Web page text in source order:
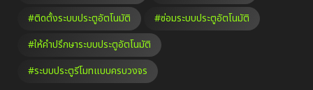
#ติดตั้งระบบประตูอัตโนมัติ
#ซ่อมระบบประตูอัตโนมัติ
#ให้คำปรึกษาระบบประตูอัตโนมัติ
#ระบบประตูรีโมทแบบครบวงจร